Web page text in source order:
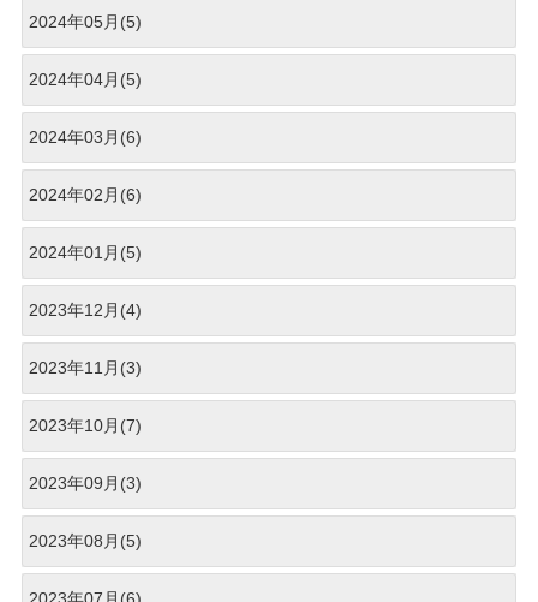
2024年05月(5)
2024年04月(5)
2024年03月(6)
2024年02月(6)
2024年01月(5)
2023年12月(4)
2023年11月(3)
2023年10月(7)
2023年09月(3)
2023年08月(5)